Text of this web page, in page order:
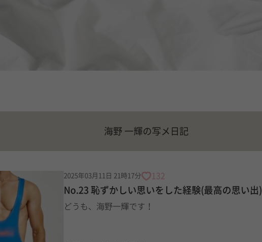
海野 一輝の写メ日記
2025年03月11日 21時17分 132
No.23 恥ずかしい思いをした経験(最高の思い出)
どうも、海野一輝です！